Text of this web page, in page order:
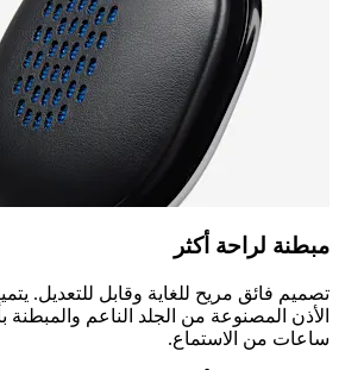
مبطنة لراحة أكثر
تصميم فائق مريح للغاية وقابل للتعديل.
الأذن المصنوعة من الجلد الناعم والمبطنة
ساعات من الاستماع.